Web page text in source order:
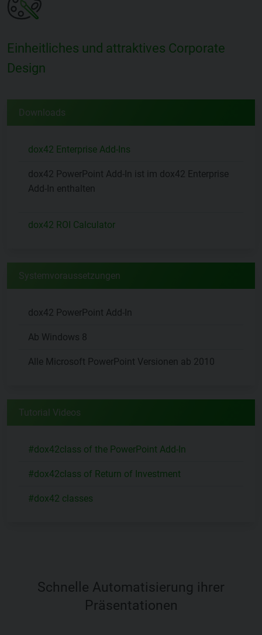
Einheitliches und attraktives Corporate
Design
Downloads
dox42 Enterprise Add-Ins
dox42 PowerPoint Add-In ist im dox42 Enterprise
Add-In enthalten
dox42 ROI Calculator
Systemvoraussetzungen
dox42 PowerPoint Add-In
Ab Windows 8
Alle Microsoft PowerPoint Versionen ab 2010
Tutorial Videos
#dox42class of the PowerPoint Add-In
#dox42class of Return of Investment
#dox42 classes
Schnelle Automatisierung ihrer
Präsentationen